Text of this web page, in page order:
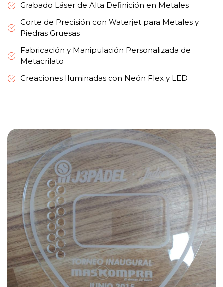
Grabado Láser de Alta Definición en Metales
Corte de Precisión con Waterjet para Metales y
Piedras Gruesas
Fabricación y Manipulación Personalizada de
Metacrilato
Creaciones Iluminadas con Neón Flex y LED